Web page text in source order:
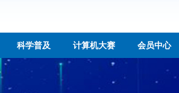
科学普及 计算机大赛 会员中心